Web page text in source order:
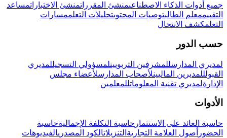
جميع أدوات الذكاء الاصطناعيمنشئ المقرراتمنشئ الاختباراتمساعد
التقييممعلم الطالبتوصيات المحتوىتحليلات التعلممسارات
التعلمكشف الانتحال
حسب الدور
لمديري المدارسللمشرفين التربويينلمسؤولي التسجيللمديري
القبولللمديرين الماليينلأصحاب المدارسلأعضاء مجلس
الإدارةلمديري تقنية المعلوماتللمعلمين
الأدوات
حاسبة العائد على الاستثمار حاسبة التكلفة الإجماليةحاسبة
الحضور أصول العلامة التجارية التنزيلاتالكود المصدريالفيديوهات